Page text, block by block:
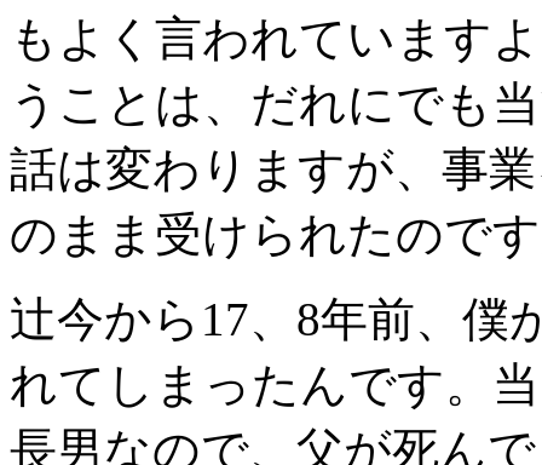
もよく言われています
うことは、だれにでも
話は変わりますが、事
のまま受けられたので
辻今から17、8年前、僕
れてしまったんです。
長男なので、父が死ん